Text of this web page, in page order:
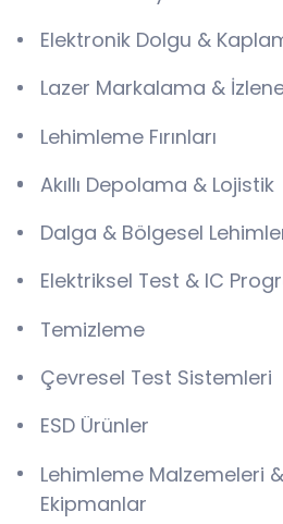
Elektronik Dolgu &
Lazer Markalama &
Lehimleme Fırınları
Akıllı Depolama & Lojistik
Dalga & Bölgesel
Elektriksel Test & IC
Temizleme
Çevresel Test Sistemleri
ESD Ürünler
Lehimleme Malzemeleri
Ekipmanlar